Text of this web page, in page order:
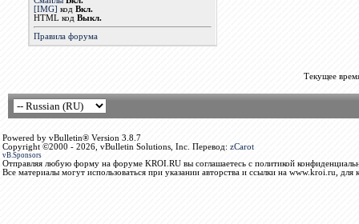
[IMG] код Вкл.
HTML код Выкл.
Правила форума
Текущее
Powered by vBulletin® Version 3.8.7
Copyright ©2000 - 2026, vBulletin Solutions, Inc. Перевод: zCarot
vB.Sponsors
Отправляя любую форму на форуме KROI.RU вы соглашаетесь с политикой
Все материалы могут использоваться при указании авторства и ссылки на www.kroi.ru, для